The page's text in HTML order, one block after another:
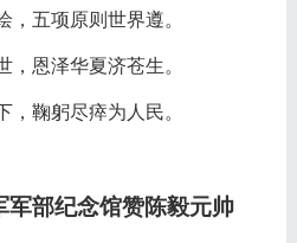
，五项原则世界遵。
，恩泽华夏济苍生。
，鞠躬尽瘁为人民。
军部纪念馆赞陈毅元帅